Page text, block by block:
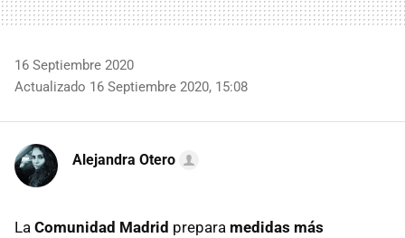
16 Septiembre 2020
Actualizado 16 Septiembre 2020, 15:08
Alejandra Otero
La Comunidad Madrid prepara medidas más